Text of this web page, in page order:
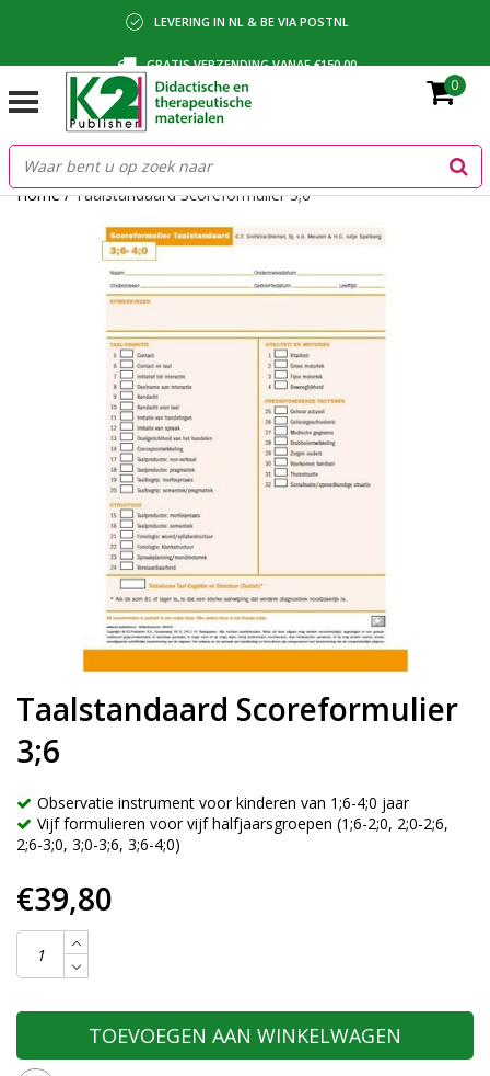
LEVERING IN NL & BE VIA POSTNL
GRATIS VERZENDING VANAF €150,00
BETALING VIA IDEAL, BANCONTACT OF FACTUUR
0
Home/Taalstandaard Scoreformulier 3;6
Taalstandaard Scoreformulier
3;6
Observatie instrument voor kinderen van 1;6-4;0 jaar
Vijf formulieren voor vijf halfjaarsgroepen (1;6-2;0, 2;0-2;6,
2;6-3;0, 3;0-3;6, 3;6-4;0)
€39,80
TOEVOEGEN AAN WINKELWAGEN